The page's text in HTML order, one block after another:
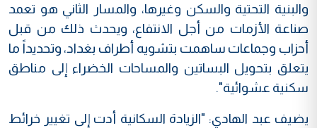
والبنية التحتية والسكن وغيرها، والمسار الثاني هو تعمد
صناعة الأزمات من أجل الانتفاع، ويحدث ذلك من قبل
أحزاب وجماعات ساهمت بتشويه أطراف بغداد، وتحديداً ما
يتعلق بتحويل البساتين والمساحات الخضراء إلى مناطق
سكنية عشوائية".
يضيف عبد الهادي: "الزيادة السكانية أدت إلى تغيير خرائط